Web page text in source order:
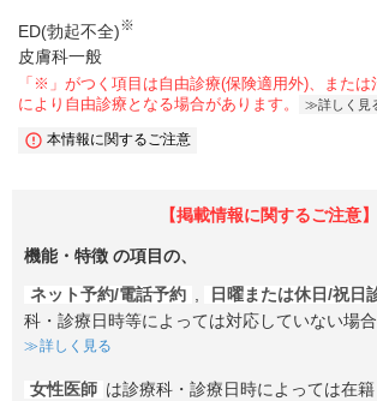
ED(勃起不全)※
皮膚科一般
「※」がつく項目は自由診療(保険適用外)、または
により自由診療となる場合があります。
詳しく見
本情報に関するご注意
【掲載情報に関するご注意】
機能・特徴 の項目の、
ネット予約/電話予約 , 日曜または休日/祝日
科・診療日時等によっては対応していない場
詳しく見る
女性医師 は診療科・診療日時によっては在